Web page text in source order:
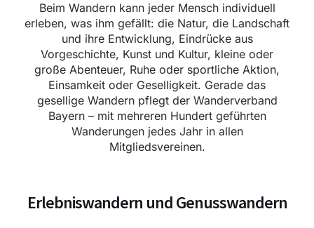
Beim Wandern kann jeder Mensch individuell
erleben, was ihm gefällt: die Natur, die Landschaft
und ihre Entwicklung, Eindrücke aus
Vorgeschichte, Kunst und Kultur, kleine oder
große Abenteuer, Ruhe oder sportliche Aktion,
Einsamkeit oder Geselligkeit. Gerade das
gesellige Wandern pflegt der Wanderverband
Bayern – mit mehreren Hundert geführten
Wanderungen jedes Jahr in allen
Mitgliedsvereinen.
Erlebniswandern und Genusswandern